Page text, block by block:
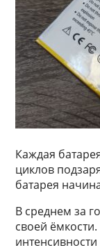
Каждая
циклов
батарея
В среднем за
своей